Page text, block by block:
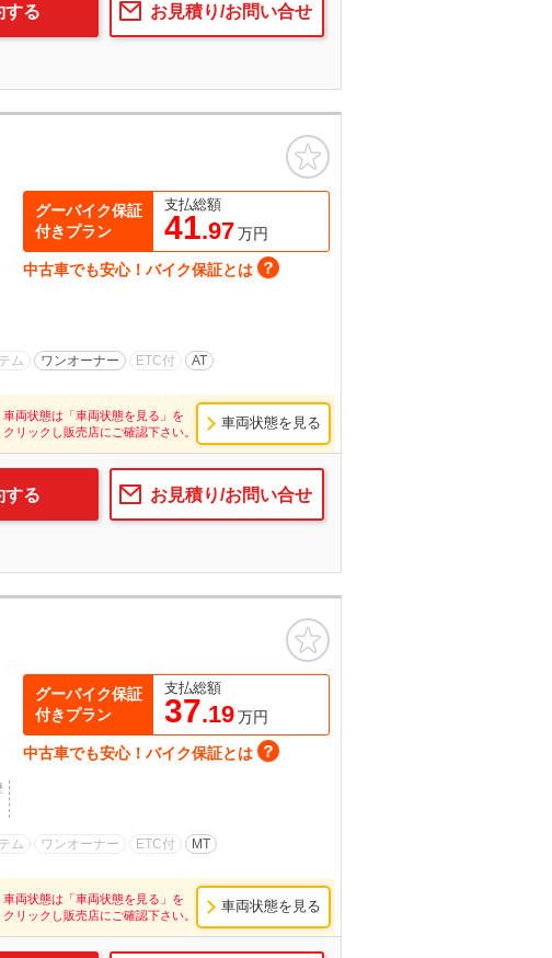
お見積り/お問い合せ
する
ム ワンオーナー ETC付 AT
グーバイク保証
付きプラン
支払総額
41.97万円
中古車でも安心！バイク保証とは
車両状態は「車両状態を見る」を
クリックし販売店にご確認下さい。
車両状態を見る
お見積り/お問い合せ
する
ム ワンオーナー ETC付 MT
グーバイク保証
付きプラン
支払総額
37.19万円
中古車でも安心！バイク保証とは
車両状態は「車両状態を見る」を
クリックし販売店にご確認下さい。
車両状態を見る